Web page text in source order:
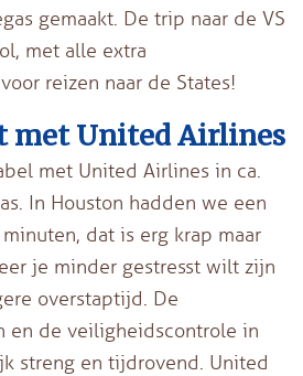
gemaakt. De trip naar de VS
met alle extra
reizen naar de States!
met United Airlines
met United Airlines in ca.
In Houston hadden we een
dat is erg krap maar
je minder gestresst wilt zijn
overstaptijd. De
en de veiligheidscontrole in
streng en tijdrovend. United